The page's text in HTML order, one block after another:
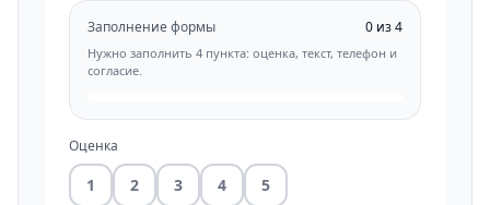
Заполнение формы 0 из 4
Нужно заполнить 4 пункта: оценка, текст, телефон и
согласие.
Оценка
1 2 3 4 5